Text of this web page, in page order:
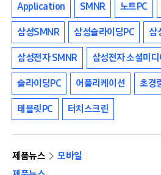
Application SMNR 노트PC
삼성SMNR 삼성슬라이딩PC 삼
삼성전자 SMNR 삼성전자 소셜미
슬라이딩PC 어플리케이션 초경
태블릿PC 터치스크린
제품뉴스
모바일